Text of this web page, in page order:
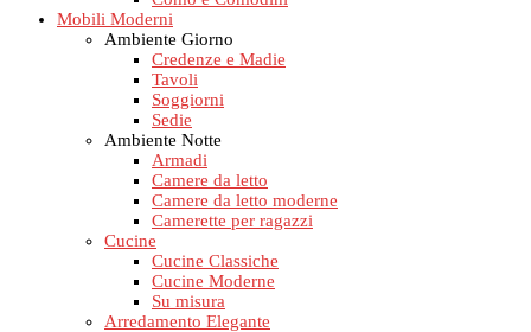
Mobili Moderni
Ambiente Giorno
Credenze e Madie
Tavoli
Soggiorni
Sedie
Ambiente Notte
Armadi
Camere da letto
Camere da letto moderne
Camerette per ragazzi
Cucine
Cucine Classiche
Cucine Moderne
Su misura
Arredamento Elegante